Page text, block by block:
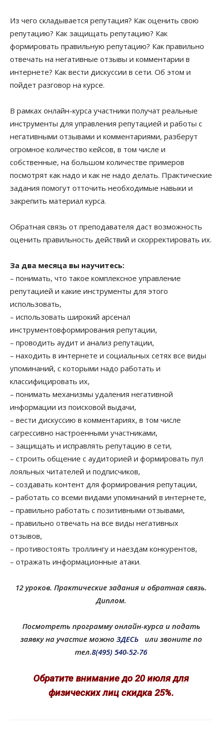
Из чего складывается репутация? Как оценить свою
репутацию? Как защищать репутацию? Как
формировать правильную репутацию? Как правильно
отвечать на негативные отзывы и комментарии в
интернете? Как вести дискуссии в сети. Об этом и
пойдет разговор на курсе.
В рамках онлайн-курса участники получат реальные
инструменты для управления репутацией и работы с
негативными отзывами и комментариями, разберут
огромное количество кейсов, в том числе и
собственные, на большом количестве примеров
посмотрят как надо и как не надо делать. Практические
задания помогут отточить необходимые навыки и
закрепить материал курса.
Обратная связь от преподавателя даст возможность
оценить правильность действий и скорректировать их.
За два месяца вы научитесь:
– понимать, что такое комплексное управление
репутацией и какие инструменты для этого
использовать,
– использовать широкий арсенал
инструментовформирования репутации,
– проводить аудит и анализ репутации,
– находить в интернете и социальных сетях все виды
упоминаний, с которыми надо работать и
классифицировать их,
– понимать механизмы удаления негативной
информации из поисковой выдачи,
– вести дискуссию в комментариях, в том числе
сагрессивно настроенными участниками,
– защищать и исправлять репутацию в сети,
– строить общение с аудиторией и формировать пул
лояльных читателей и подписчиков,
– создавать контент для формирования репутации,
– работать со всеми видами упоминаний в интернете,
– правильно работать с позитивными отзывами,
– правильно отвечать на все виды негативных
отзывов,
– противостоять троллингу и наездам конкурентов,
– отражать информационные атаки.
12 уроков. Практические задания и обратная связь.
Диплом.
Посмотреть программу онлайн-курса и подать
заявку на участие можно ЗДЕСЬ
или звоните по
тел.8(495) 540-52-76
Обратите внимание до 20июля для
физических лиц скидка 25%.